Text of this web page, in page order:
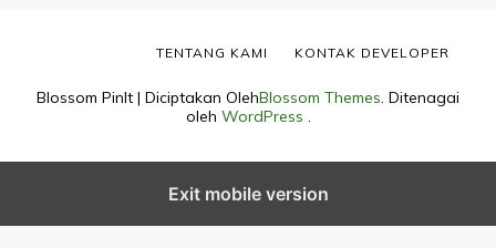
Blossom PinIt | Diciptakan OlehBlossom Themes. Ditenagai
oleh WordPress .
TENTANG KAMI KONTAK DEVELOPER
Exit mobile version